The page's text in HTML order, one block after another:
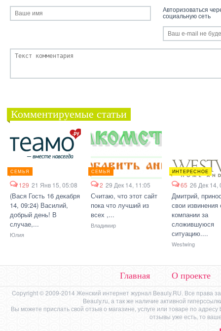
Авторизоваться
социальную сеть
Комментируемые статьи
СЕМЬЯ
129 21 Янв 15, 05:08
(Вася Гость 16 декабря
14, 09:24) Василий,
добрый день! В
случае,...
Юлия
СЕМЬЯ
2 29 Дек 14, 11:05
Считаю, что этот сайт
пока что лучший из
всех ,...
Владимир
ИНТЕРЕСНОЕ
65 26 Дек 14,
Дмитрий,
свои извинения
компании за
сложившуюся
ситуацию....
Westwing
Главная О проекте
Copyright © 2009-2014 Женский интернет журнал Beauly.RU. Все права
Beauly.ru, а так же наличие активной
Вы можете прислать свой отзыв о магазине, услуге или товаре по адресу
отзывы уже есть, то